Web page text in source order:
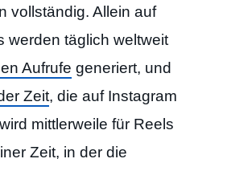
vollständig. Allein auf
werden täglich weltweit
Aufrufe generiert, und
Zeit, die auf Instagram
mittlerweile für Reels
Zeit, in der die